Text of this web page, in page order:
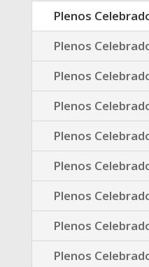
Plenos
Plenos
Plenos
Plenos
Plenos
Plenos
Plenos
Plenos
Plenos